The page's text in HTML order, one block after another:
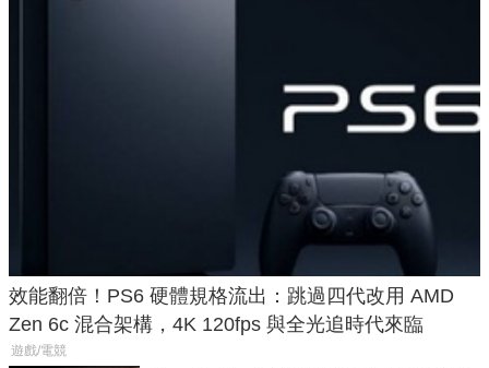
效能翻倍！PS6 硬體規格流出：跳過四代改用 AMD
Zen 6c 混合架構，4K 120fps 與全光追時代來臨
遊戲/電競